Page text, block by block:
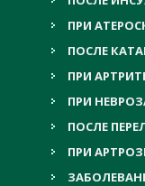
ПРИ
ПОСЛЕ
ПРИ
ПРИ
ПОСЛЕ
ПРИ